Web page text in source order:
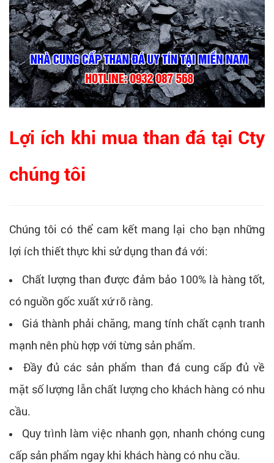
Lợi ích khi mua than đá tại Cty
chúng tôi
Chúng tôi có thể cam kết mang lại cho bạn những
lợi ích thiết thực khi sử dụng than đá với:
Chất lượng than được đảm bảo 100% là hàng tốt,
có nguồn gốc xuất xứ rõ ràng.
Giá thành phải chăng, mang tính chất cạnh tranh
mạnh nên phù hợp với từng sản phẩm.
Đầy đủ các sản phẩm than đá cung cấp đủ về
mặt số lượng lẫn chất lượng cho khách hàng có nhu
cầu.
Quy trình làm việc nhanh gọn, nhanh chóng cung
cấp sản phẩm ngay khi khách hàng có nhu cầu.